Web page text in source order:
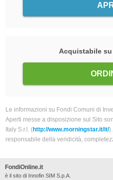
Acquistabile
Le informazioni su Fondi Comuni di
Aperti messe a disposizione sul Sito
Italy S.r.l. (http://www.morningstar.it/it/
responsabile della veridicità,
FondiOnline.it
è il sito di Innofin SIM S.p.A.